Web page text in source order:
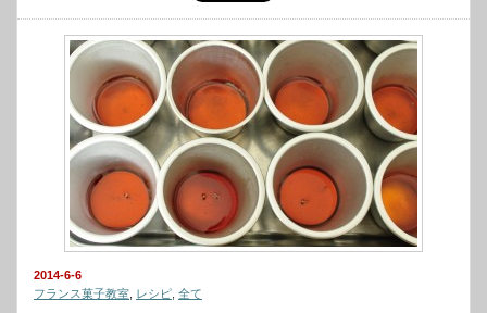
2014-6-6
フランス菓子教室 レシピ 全て